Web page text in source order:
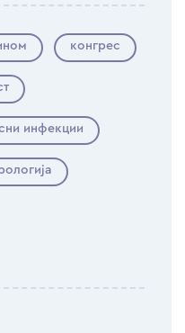
конгрес
инфекции